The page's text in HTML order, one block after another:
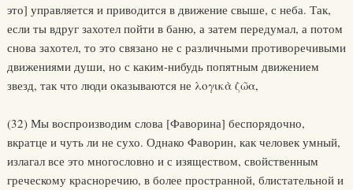
это] управляется и приводится в движение свыше, с неба. Так,
если ты вдруг захотел пойти в баню, а затем передумал, а потом
снова захотел, то это связано не с различными противоречивыми
движениями души, но с каким-нибудь попятным движением
звезд, так что люди оказываются не λογικὰ ζω̃α,
(32) Мы воспроизводим слова [Фаворина] беспорядочно,
вкратце и чуть ли не сухо. Однако Фаворин, как человек умный,
излагал все это многословно и с изяществом, свойственным
греческому красноречию, в более пространной, блистательной и